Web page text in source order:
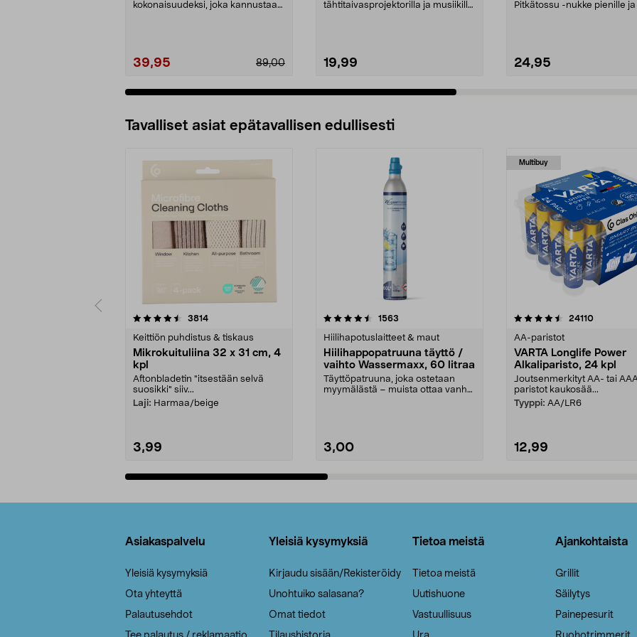
kokonaisuudeksi, joka kannustaa
39,95 89,00
tähtitaivasprojektorilla ja musiikilla.
19,99
Pitkätossu -nukke pienille ja
24,95
Tavalliset asiat epätavallisen edullisesti
3814arvostelut
Keittiön puhdistus & tiskaus
Mikrokuituliina 32 x 31 cm, 4
kpl
Aftonbladetin "itsestään selvä
suosikki" siiv...
Laji: Harmaa/beige
3,99
4.5viidestä
1563
Hiilihapotuslaitteet & maut
Hiilihappopatruuna täyttö /
vaihto Wassermaxx, 60 litraa
Täyttöpatruuna, joka ostetaan
myymälästä – muista ottaa vanha
3,00
Multibuy
4.5viidestä
24110arvostelut
AA-paristot
VARTA Longlife Power
Alkaliparisto, 24 kpl
Joutsenmerkityt AA- tai
paristot kaukosää...
Tyyppi: AA/LR6
12,99
4.5viidestä
Asiakaspalvelu
Yleisiä kysymyksiä
Ota yhteyttä
Palautusehdot
Yleisiä kysymyksiä
Kirjaudu sisään/Rekisteröidy
Unohtuiko salasana?
Omat tiedot
Tietoa meistä
Tietoa meistä
Uutishuone
Vastuullisuus
Ajankohtaista
Grillit
Säilytys
Painepesurit